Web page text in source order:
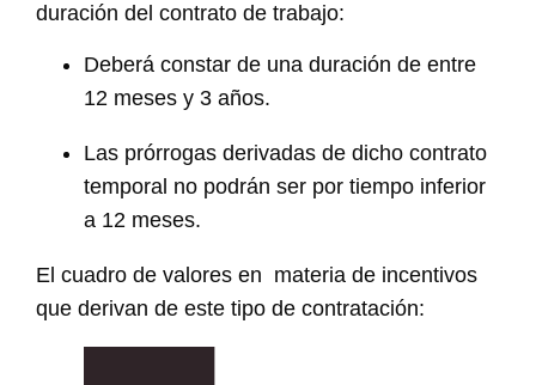
duración del contrato de trabajo:
Deberá constar de una duración de entre
12 meses y 3 años.
Las prórrogas derivadas de dicho contrato
temporal no podrán ser por tiempo inferior
a 12 meses.
El cuadro de valores en materia de incentivos
que derivan de este tipo de contratación: